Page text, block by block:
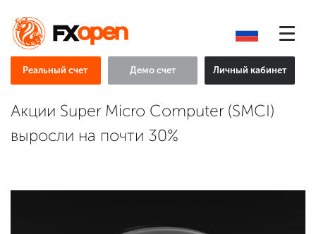
Реальный счет Демо счет Личный кабинет
Акции Super Micro Computer (SMCI)
выросли на почти 30%